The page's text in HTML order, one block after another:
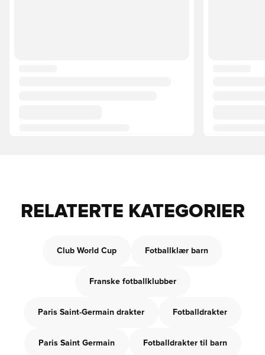
RELATERTE KATEGORIER
Club World Cup Fotballklær barn
Franske fotballklubber
Paris Saint-Germain drakter Fotballdrakter
Paris Saint Germain Fotballdrakter til barn